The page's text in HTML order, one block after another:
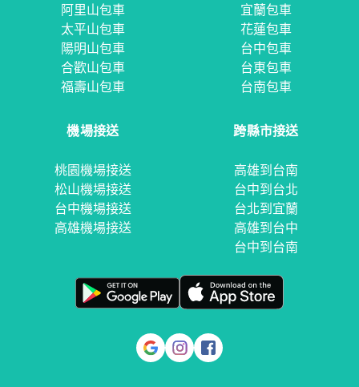
阿里山包車
太平山包車
陽明山包車
合歡山包車
福壽山包車
宜蘭包車
花蓮包車
台中包車
台東包車
台南包車
機場接送
桃園機場接送
松山機場接送
台中機場接送
高雄機場接送
跨縣市接送
高雄到台南
台中到台北
台北到宜蘭
高雄到台中
台中到台南